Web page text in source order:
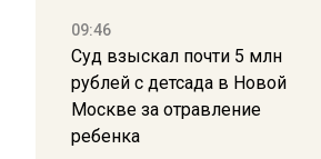
09:46
Суд взыскал почти 5 млн
рублей с детсада в Новой
Москве за отравление
ребенка